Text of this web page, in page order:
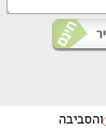
והסביבה